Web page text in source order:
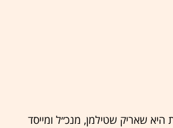
שאריק שטילמן, מנכ״ל ומייסד